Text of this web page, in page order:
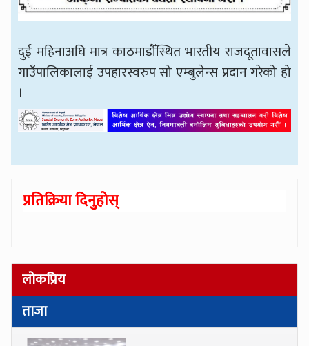
दुई महिनाअघि मात्र काठमाडौँस्थित भारतीय राजदूतावासले
गाउँपालिकालाई उपहारस्वरुप सो एम्बुलेन्स प्रदान गरेको हो
।
प्रतिक्रिया दिनुहोस्
लोकप्रिय
ताजा